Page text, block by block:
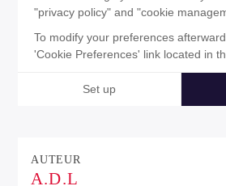
AUTEUR
A.D.L